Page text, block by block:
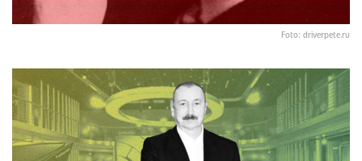
Foto: driverpete.ru